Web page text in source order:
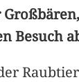
Besuch